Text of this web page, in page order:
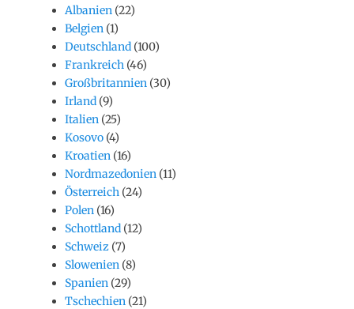
Albanien (22)
Belgien (1)
Deutschland (100)
Frankreich (46)
Großbritannien (30)
Irland (9)
Italien (25)
Kosovo (4)
Kroatien (16)
Nordmazedonien (11)
Österreich (24)
Polen (16)
Schottland (12)
Schweiz (7)
Slowenien (8)
Spanien (29)
Tschechien (21)